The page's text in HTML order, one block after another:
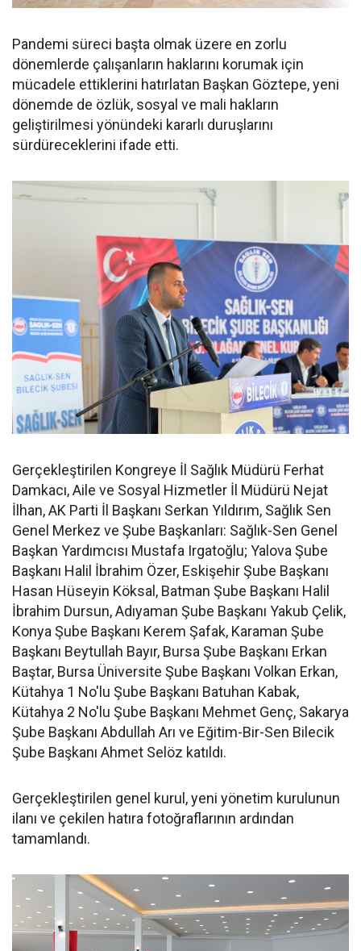
Pandemi süreci başta olmak üzere en zorlu
dönemlerde çalışanların haklarını korumak için
mücadele ettiklerini hatırlatan Başkan Göztepe, yeni
dönemde de özlük, sosyal ve mali hakların
geliştirilmesi yönündeki kararlı duruşlarını
sürdüreceklerini ifade etti.
Gerçekleştirilen Kongreye İl Sağlık Müdürü Ferhat
Damkacı, Aile ve Sosyal Hizmetler İl Müdürü Nejat
İlhan, AK Parti İl Başkanı Serkan Yıldırım, Sağlık Sen
Genel Merkez ve Şube Başkanları: Sağlık-Sen Genel
Başkan Yardımcısı Mustafa Irgatoğlu; Yalova Şube
Başkanı Halil İbrahim Özer, Eskişehir Şube Başkanı
Hasan Hüseyin Köksal, Batman Şube Başkanı Halil
İbrahim Dursun, Adıyaman Şube Başkanı Yakub Çelik,
Konya Şube Başkanı Kerem Şafak, Karaman Şube
Başkanı Beytullah Bayır, Bursa Şube Başkanı Erkan
Baştar, Bursa Üniversite Şube Başkanı Volkan Erkan,
Kütahya 1 No'lu Şube Başkanı Batuhan Kabak,
Kütahya 2 No'lu Şube Başkanı Mehmet Genç, Sakarya
Şube Başkanı Abdullah Arı ve Eğitim-Bir-Sen Bilecik
Şube Başkanı Ahmet Selöz katıldı.
Gerçekleştirilen genel kurul, yeni yönetim kurulunun
ilanı ve çekilen hatıra fotoğraflarının ardından
tamamlandı.